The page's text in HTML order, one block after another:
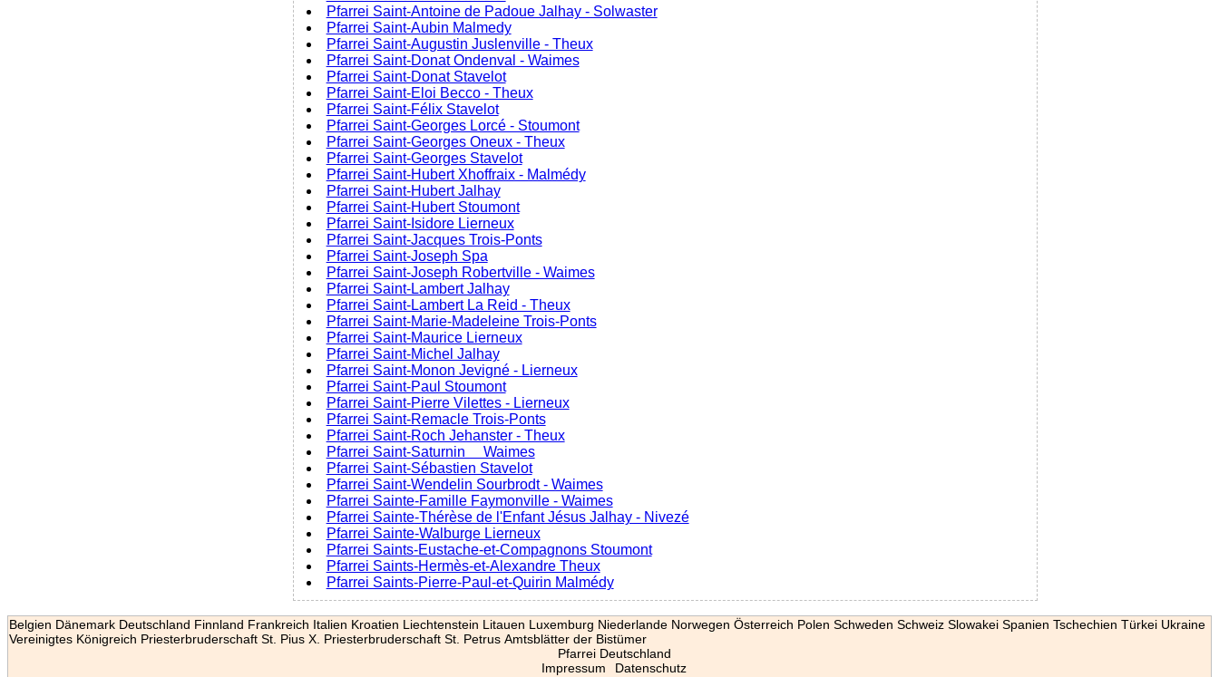
Pfarrei Saint-Antoine de Padoue Jalhay - Solwaster
Pfarrei Saint-Aubin Malmedy
Pfarrei Saint-Augustin Juslenville - Theux
Pfarrei Saint-Donat Ondenval - Waimes
Pfarrei Saint-Donat Stavelot
Pfarrei Saint-Eloi Becco - Theux
Pfarrei Saint-Félix Stavelot
Pfarrei Saint-Georges Lorcé - Stoumont
Pfarrei Saint-Georges Oneux - Theux
Pfarrei Saint-Georges Stavelot
Pfarrei Saint-Hubert Xhoffraix - Malmédy
Pfarrei Saint-Hubert Jalhay
Pfarrei Saint-Hubert Stoumont
Pfarrei Saint-Isidore Lierneux
Pfarrei Saint-Jacques Trois-Ponts
Pfarrei Saint-Joseph Spa
Pfarrei Saint-Joseph Robertville - Waimes
Pfarrei Saint-Lambert Jalhay
Pfarrei Saint-Lambert La Reid - Theux
Pfarrei Saint-Marie-Madeleine Trois-Ponts
Pfarrei Saint-Maurice Lierneux
Pfarrei Saint-Michel Jalhay
Pfarrei Saint-Monon Jevigné - Lierneux
Pfarrei Saint-Paul Stoumont
Pfarrei Saint-Pierre Vilettes - Lierneux
Pfarrei Saint-Remacle Trois-Ponts
Pfarrei Saint-Roch Jehanster - Theux
Pfarrei Saint-Saturnin Waimes
Pfarrei Saint-Sébastien Stavelot
Pfarrei Saint-Wendelin Sourbrodt - Waimes
Pfarrei Sainte-Famille Faymonville - Waimes
Pfarrei Sainte-Thérèse de l'Enfant Jésus Jalhay - Nivezé
Pfarrei Sainte-Walburge Lierneux
Pfarrei Saints-Eustache-et-Compagnons Stoumont
Pfarrei Saints-Hermès-et-Alexandre Theux
Pfarrei Saints-Pierre-Paul-et-Quirin Malmédy
Belgien Dänemark Deutschland Finnland Frankreich Italien Kroatien Liechtenstein Litauen Luxemburg Niederlande Norwegen Österreich Polen Schweden Schweiz Slowakei Spanien Tschechien Türkei Ukraine
Vereinigtes Königreich Priesterbruderschaft St. Pius X. Priesterbruderschaft St. Petrus Amtsblätter der Bistümer
Pfarrei Deutschland
Impressum
Datenschutz